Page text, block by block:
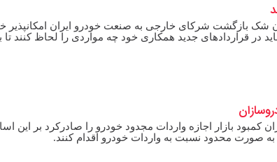
شک بازگشت شرکای خارجی به صنعت خودرو ایران امکانپذیر
قراردادهای جدید همکاری خود چه مواردی را لحاظ کنند تا
بازار اجازه واردات مجدود خودرو را صادرکرد بر این
به صورت محدود نسبت به واردات خودرو اقدام کنند.